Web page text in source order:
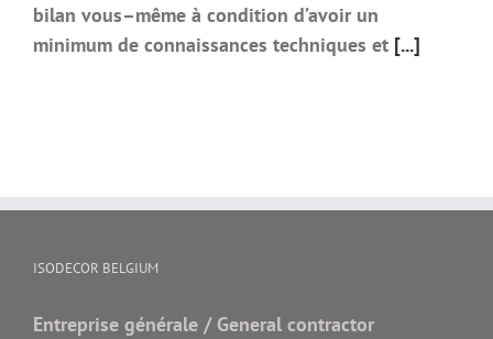
bilan vous–même à condition d’avoir un
minimum de connaissances techniques et [...]
ISODECOR BELGIUM
Entreprise générale / General contractor